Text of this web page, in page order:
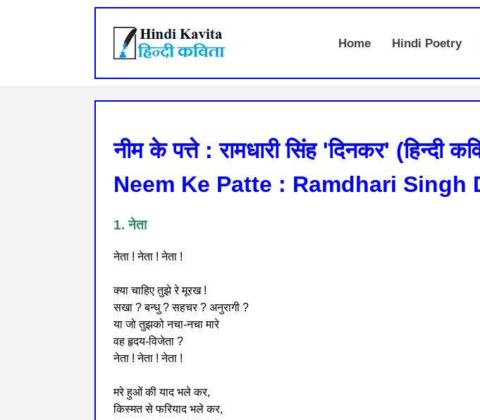
Home Hindi Poetry
नीम के पत्ते : रामधारी सिंह 'दिनकर' (हिन्दी
Neem Ke Patte : Ramdhari Singh
1. नेता
नेता ! नेता ! नेता !
क्या चाहिए तुझे रे मूरख !
सखा ? बन्धु ? सहचर ? अनुरागी ?
या जो तुझको नचा-नचा मारे
वह हृदय-विजेता ?
नेता ! नेता ! नेता !
मरे हुओं की याद भले कर,
किस्मत से फरियाद भले कर,